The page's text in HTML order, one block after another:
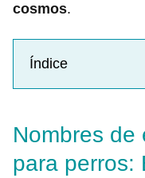
cosmos.
Índice
Nombres de
para perros: